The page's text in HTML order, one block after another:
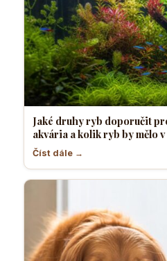
Jaké druhy ryb doporučit
akvária a kolik ryb by mělo
Číst dále →